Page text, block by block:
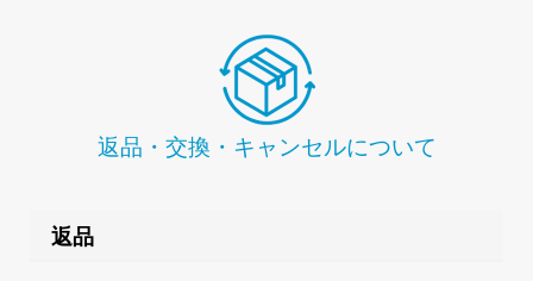
返品・交換・キャンセルについて
返品